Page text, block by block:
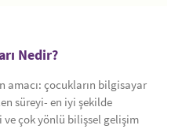
Nedir?
amacı: çocukların bilgisayar
süreyi- en iyi şekilde
çok yönlü bilişsel gelişim